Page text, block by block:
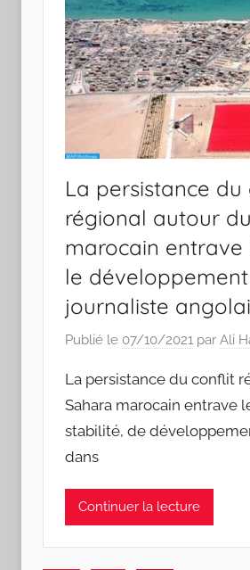
La persistance du
régional autour
marocain
le
journaliste
Publié le 07/10/2021 par Ali
La persistance du conflit
Sahara marocain entrave
stabilité, de
dans
Continuer la lecture